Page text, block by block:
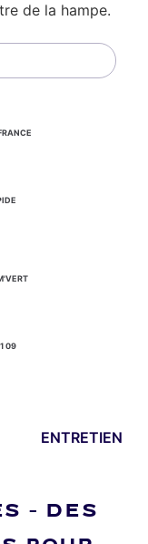
de la hampe.
09
ENTRETIEN
– DES